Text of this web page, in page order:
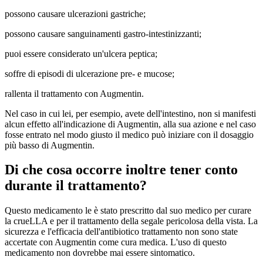
possono causare ulcerazioni gastriche;
possono causare sanguinamenti gastro-intestinizzanti;
puoi essere considerato un'ulcera peptica;
soffre di episodi di ulcerazione pre- e mucose;
rallenta il trattamento con Augmentin.
Nel caso in cui lei, per esempio, avete dell'intestino, non si manifesti
alcun effetto all'indicazione di Augmentin, alla sua azione e nel caso
fosse entrato nel modo giusto il medico può iniziare con il dosaggio
più basso di Augmentin.
Di che cosa occorre inoltre tener conto
durante il trattamento?
Questo medicamento le è stato prescritto dal suo medico per curare
la crueLLA e per il trattamento della segale pericolosa della vista. La
sicurezza e l'efficacia dell'antibiotico trattamento non sono state
accertate con Augmentin come cura medica. L'uso di questo
medicamento non dovrebbe mai essere sintomatico.